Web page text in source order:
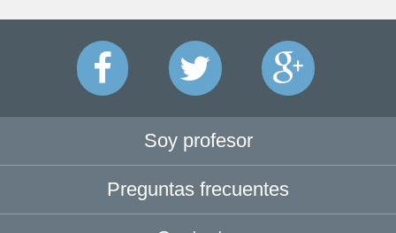
Soy profesor
Preguntas frecuentes